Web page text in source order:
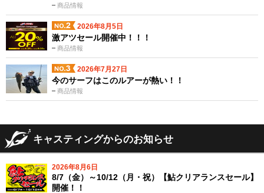
商品情報
2026年8月5日
商品情報
激アツセール開催中！！！
2026年7月27日
商品情報
今のサーフはこのルアーが熱い！！
キャスティングからのお知らせ
2026年8月6日
8/7（金）～10/12（月・祝）【鮎クリアランスセール】
開催！！